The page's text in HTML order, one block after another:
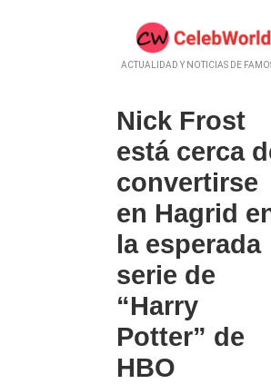
ACTUALIDAD Y NOTICIAS DE
Nick Frost
está cerca
convertirse
en Hagrid
la esperada
serie de
“Harry
Potter” de
HBO